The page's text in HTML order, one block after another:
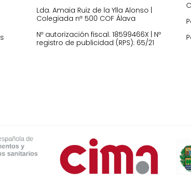
Lda. Amaia Ruiz de la Ylla Alonso |
Colegiada nª 500 COF Álava
Nº autorización fiscal: 18599466X | Nº
registro de publicidad (RPS): 65/21